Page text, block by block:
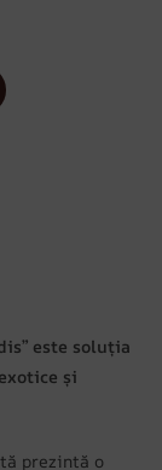
este soluția
și
prezintă o